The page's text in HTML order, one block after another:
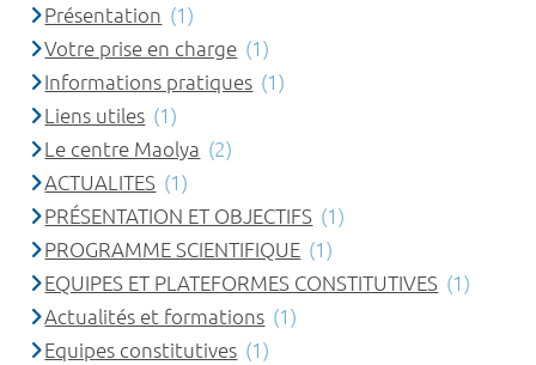
Présentation (1)
Votre prise en charge (1)
Informations pratiques (1)
Liens utiles (1)
Le centre Maolya (2)
ACTUALITES (1)
PRÉSENTATION ET OBJECTIFS (1)
PROGRAMME SCIENTIFIQUE (1)
EQUIPES ET PLATEFORMES CONSTITUTIVES (1)
Actualités et formations (1)
Equipes constitutives (1)